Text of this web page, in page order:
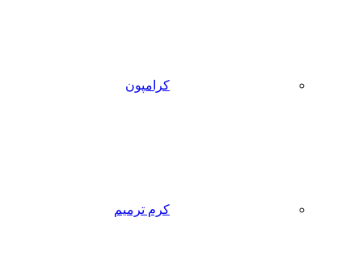
کرامپون
کرم ترمیم